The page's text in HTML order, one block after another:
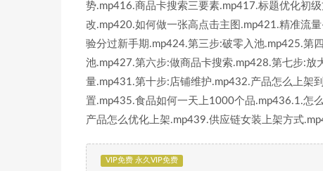
势.mp416.商品卡搜索三要素.mp417.标题优化初
改.mp420.如何做一张高点击主图.mp421.精准流
验分过新手期.mp424.第三步:破零入池.mp425.第
池.mp427.第六步:做商品卡搜索.mp428.第七步:
量.mp431.第十步:店铺维护.mp432.产品怎么上架
置.mp435.食品如何一天上1000个品.mp436.1.怎
产品怎么优化上架.mp439.供应链女装上架方式
VIP免费 永久VIP免费